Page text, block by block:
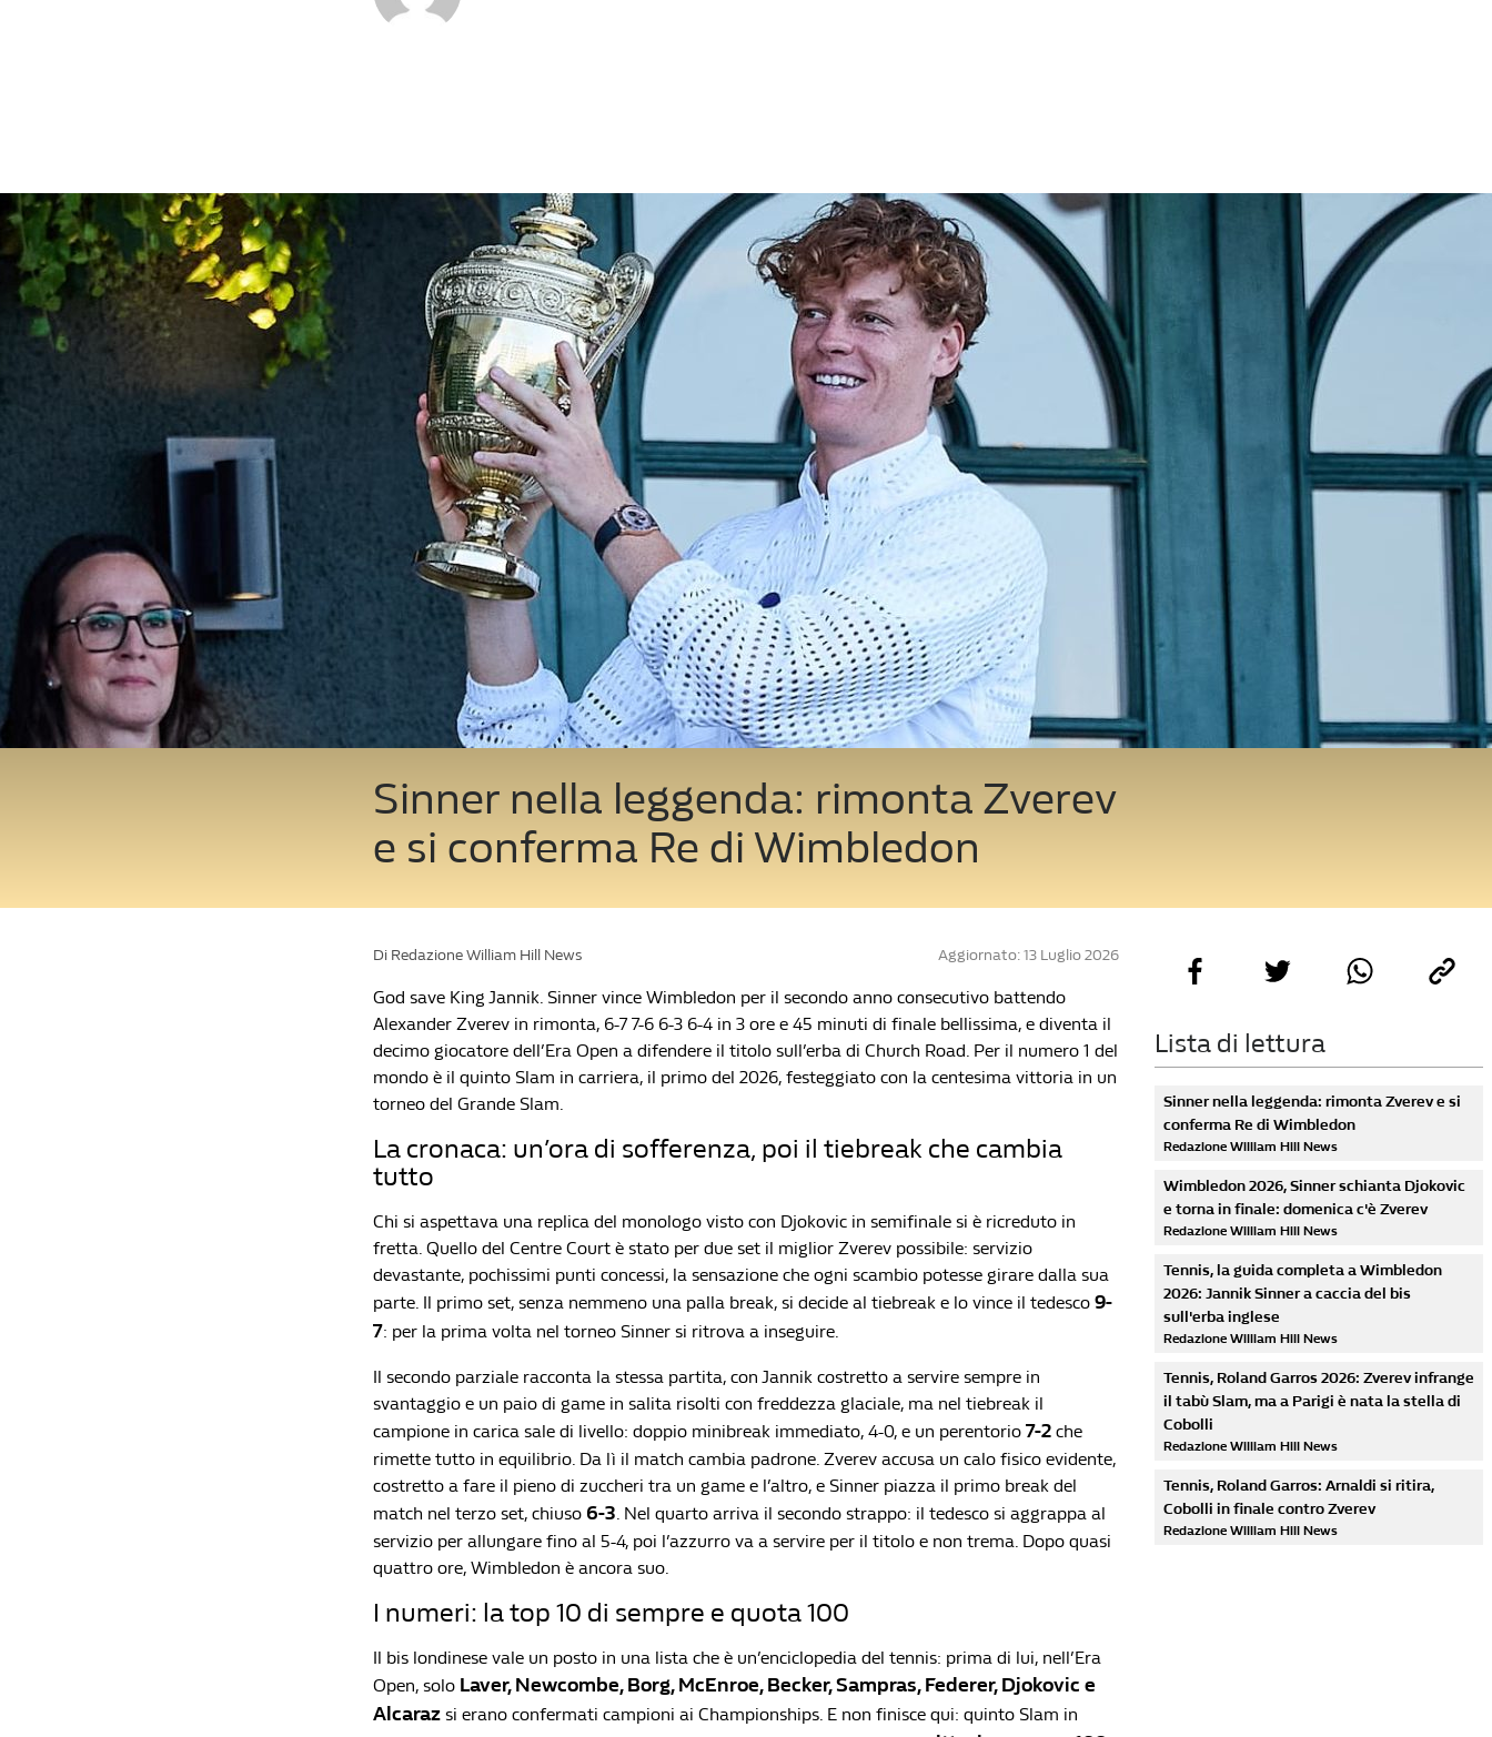
Sinner nella leggenda: rimonta Zverev
e si conferma Re di Wimbledon
Di Redazione William Hill News Aggiornato: 13 Luglio 2026
God save King Jannik. Sinner vince Wimbledon per il secondo anno consecutivo battendo
Alexander Zverev in rimonta, 6-7 7-6 6-3 6-4 in 3 ore e 45 minuti di finale bellissima, e diventa il
decimo giocatore dell’Era Open a difendere il titolo sull’erba di Church Road. Per il numero 1 del
mondo è il quinto Slam in carriera, il primo del 2026, festeggiato con la centesima vittoria in un
torneo del Grande Slam.
La cronaca: un’ora di sofferenza, poi il tiebreak che cambia
tutto
Chi si aspettava una replica del monologo visto con Djokovic in semifinale si è ricreduto in
fretta. Quello del Centre Court è stato per due set il miglior Zverev possibile: servizio
devastante, pochissimi punti concessi, la sensazione che ogni scambio potesse girare dalla sua
parte. Il primo set, senza nemmeno una palla break, si decide al tiebreak e lo vince il tedesco 9-
7: per la prima volta nel torneo Sinner si ritrova a inseguire.
Il secondo parziale racconta la stessa partita, con Jannik costretto a servire sempre in
svantaggio e un paio di game in salita risolti con freddezza glaciale, ma nel tiebreak il
campione in carica sale di livello: doppio minibreak immediato, 4-0, e un perentorio 7-2 che
rimette tutto in equilibrio. Da lì il match cambia padrone. Zverev accusa un calo fisico evidente,
costretto a fare il pieno di zuccheri tra un game e l’altro, e Sinner piazza il primo break del
match nel terzo set, chiuso 6-3. Nel quarto arriva il secondo strappo: il tedesco si aggrappa al
servizio per allungare fino al 5-4, poi l’azzurro va a servire per il titolo e non trema. Dopo quasi
quattro ore, Wimbledon è ancora suo.
I numeri: la top 10 di sempre e quota 100
Il bis londinese vale un posto in una lista che è un’enciclopedia del tennis: prima di lui, nell’Era
Open, solo Laver, Newcombe, Borg, McEnroe, Becker, Sampras, Federer, Djokovic e
Alcaraz si erano confermati campioni ai Championships. E non finisce qui: quinto Slam in
Lista di lettura
Sinner nella leggenda: rimonta Zverev e si
conferma Re di Wimbledon
Redazione William Hill News
Wimbledon 2026, Sinner schianta Djokovic
e torna in finale: domenica c'è Zverev
Redazione William Hill News
Tennis, la guida completa a Wimbledon
2026: Jannik Sinner a caccia del bis
sull'erba inglese
Redazione William Hill News
Tennis, Roland Garros 2026: Zverev infrange
il tabù Slam, ma a Parigi è nata la stella di
Cobolli
Redazione William Hill News
Tennis, Roland Garros: Arnaldi si ritira,
Cobolli in finale contro Zverev
Redazione William Hill News